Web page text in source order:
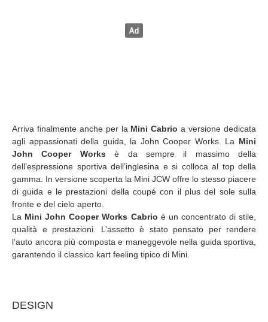
Arriva finalmente anche per la Mini Cabrio a versione dedicata
agli appassionati della guida, la John Cooper Works. La Mini
John Cooper Works è da sempre il massimo della
dell’espressione sportiva dell’inglesina e si colloca al top della
gamma. In versione scoperta la Mini JCW offre lo stesso piacere
di guida e le prestazioni della coupé con il plus del sole sulla
fronte e del cielo aperto.
La Mini John Cooper Works Cabrio è un concentrato di stile,
qualità e prestazioni. L’assetto è stato pensato per rendere
l’auto ancora più composta e maneggevole nella guida sportiva,
garantendo il classico kart feeling tipico di Mini.
DESIGN